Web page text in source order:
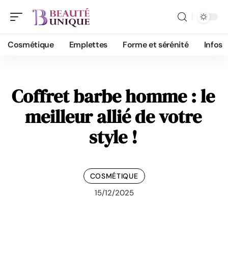
Cosmétique Emplettes Forme et sérénité Infos
Coffret barbe homme : le
meilleur allié de votre
style !
COSMÉTIQUE
15/12/2025